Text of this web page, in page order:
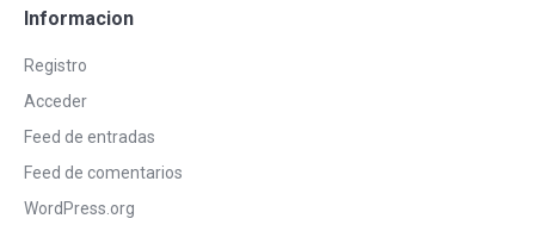
Informacion
Registro
Acceder
Feed de entradas
Feed de comentarios
WordPress.org